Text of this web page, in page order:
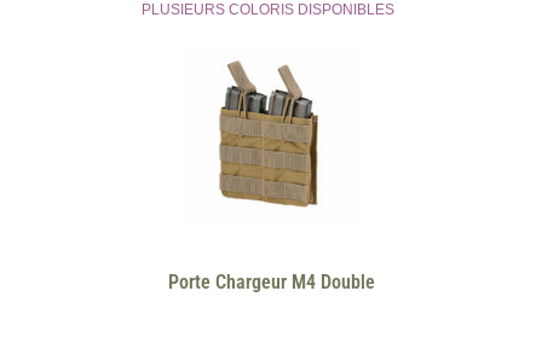
PLUSIEURS COLORIS DISPONIBLES
Porte Chargeur M4 Double